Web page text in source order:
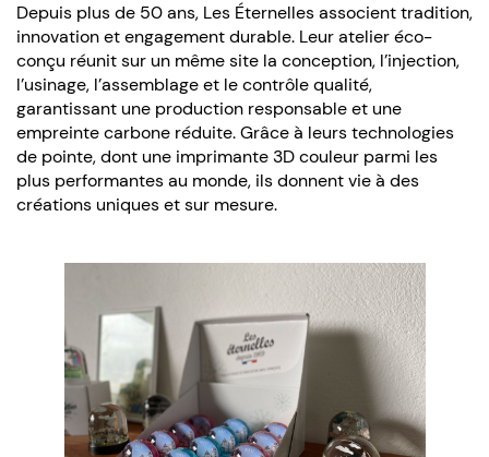
Depuis plus de 50 ans, Les Éternelles associent tradition,
innovation et engagement durable. Leur atelier éco-
conçu réunit sur un même site la conception, l’injection,
l’usinage, l’assemblage et le contrôle qualité,
garantissant une production responsable et une
empreinte carbone réduite. Grâce à leurs technologies
de pointe, dont une imprimante 3D couleur parmi les
plus performantes au monde, ils donnent vie à des
créations uniques et sur mesure.